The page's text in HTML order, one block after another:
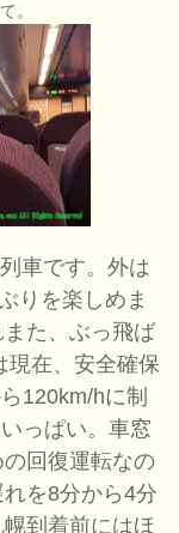
。
車です。外は
りを楽しめま
た、ぶっ飛ば
現在、安全確保
120km/hに制
っぱい。車窓
回復運転なの
を8分から4分
到着前にはほ